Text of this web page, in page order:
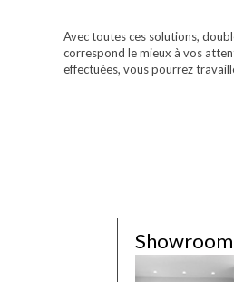
Avec toutes ces solutions,
correspond le mieux à vos
effectuées, vous pourrez
Showroom